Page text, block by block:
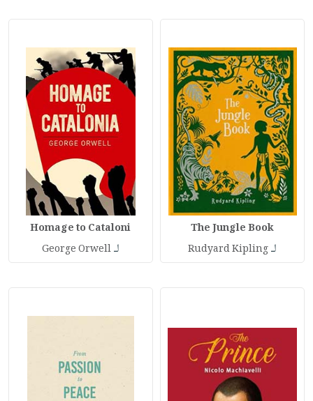
The Jungle Book
لـRudyard Kipling
Homage to Cataloni
لـGeorge Orwell